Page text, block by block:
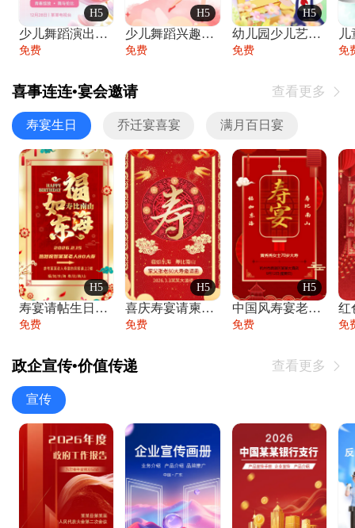
H5
少儿舞蹈演出舞蹈比赛跳舞大赛文艺汇演活动
免费
H5
少儿舞蹈兴趣班艺术培训学校招生宣传
免费
H5
幼儿园少儿艺术展览绘画展摄影作品展美术展
免费 免
喜事连连•宴会邀请 查看更多 
寿宴生日 乔迁宴喜宴 满月百日宴
H5
寿宴请帖生日宴邀请函老人寿星生日快乐祝寿
免费
H5
喜庆寿宴请柬老人生日宴会邀请函请柬过大寿
免费
H5
中国风寿宴老人生日宴会邀请函寿宴请帖请柬
免费 免
政企宣传•价值传递 查看更多 
宣传